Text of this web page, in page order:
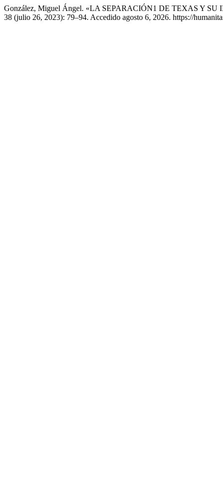
González, Miguel Ángel. «LA SEPARACIÓN1 DE TEXAS Y
38 (julio 26, 2023): 79–94. Accedido agosto 6, 2026. https://